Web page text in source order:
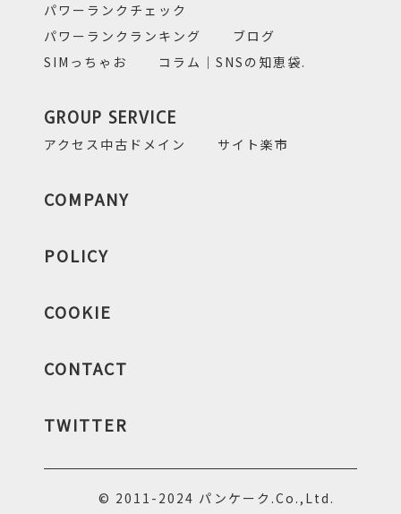
パワーランクチェック
パワーランクランキング
ブログ
SIMっちゃお
コラム｜SNSの知恵袋.
GROUP SERVICE
アクセス中古ドメイン サイト楽市
COMPANY
POLICY
COOKIE
CONTACT
TWITTER
© 2011-2024 パンケーク.Co.,Ltd.